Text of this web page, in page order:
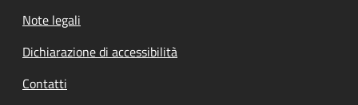
Note legali
Dichiarazione di accessibilità
Contatti